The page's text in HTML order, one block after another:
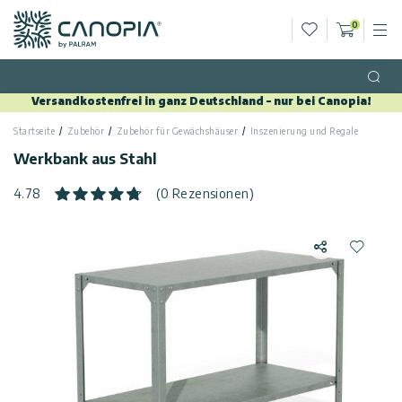
Canopia DE
Land USA
Kategorien
Gartenpavillons
Gartenhäuser
Terrassenüberdachungen
Kontaktiere
Kundengalerie
Allgemein
Allgemeine
Geschäftsbedingungen
Wunschliste
0
Versandkostenfrei in ganz Deutschland – nur bei Canopia!
Startseite Zubehör Zubehör für Gewächshäuser Inszenierung und Regale
Werkbank aus Stahl
4.78 (0 Rezensionen)
TeilenZur